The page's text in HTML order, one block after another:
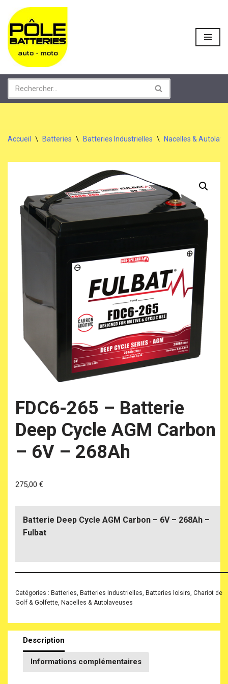
Aller
au
contenu
Accueil \ Batteries \ Batteries Industrielles \ Nacelles &
FDC6-265 – Batterie
Deep Cycle AGM Carbon
– 6V – 268Ah
275,00 €
Batterie Deep Cycle AGM Carbon – 6V – 268Ah –
Fulbat
Catégories : Batteries Batteries Industrielles Batteries loisirs Chariot de
Golf & Golfette Nacelles & Autolaveuses
Description
Informations complémentaires